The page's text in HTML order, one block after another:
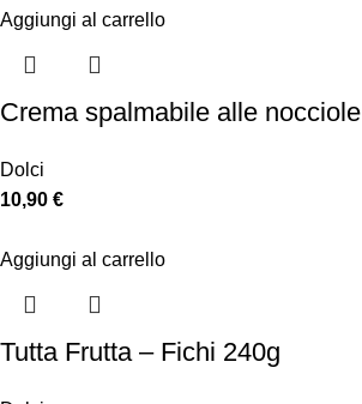
Aggiungi al carrello
Crema spalmabile alle nocciole
Dolci
10,90 €
Aggiungi al carrello
Tutta Frutta – Fichi 240g